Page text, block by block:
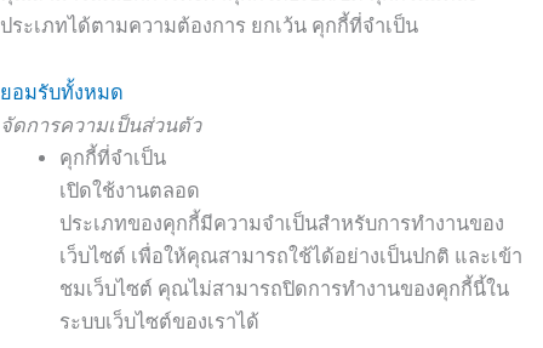
ประเภทได้ตามความต้องการ ยกเว้น คุกกี้ที่จำเป็น
ยอมรับทั้งหมด
จัดการความเป็นส่วนตัว
คุกกี้ที่จำเป็น
เปิดใช้งานตลอด
ประเภทของคุกกี้มีความจำเป็นสำหรับการทำงานของ
เว็บไซต์ เพื่อให้คุณสามารถใช้ได้อย่างเป็นปกติ และเข้า
ชมเว็บไซต์ คุณไม่สามารถปิดการทำงานของคุกกี้นี้ใน
ระบบเว็บไซต์ของเราได้